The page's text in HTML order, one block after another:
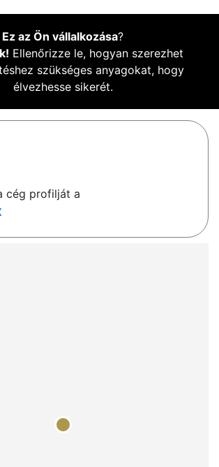
Ez az Ön vállalkozása?
Ellenőrizze le, hogyan szerezhet
szükséges anyagokat, hogy
élvezhesse sikerét.
cég profilját a